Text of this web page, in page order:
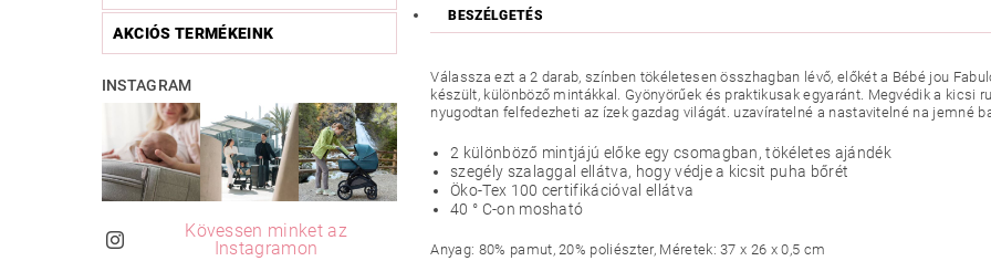
AKCIÓS TERMÉKEINK
INSTAGRAM
Kövessen minket az
Instagramon
BESZÉLGETÉS
Válassza ezt a 2 darab, színben tökéletesen összhagban lévő, előkét a Bébé jou
készült, különböző mintákkal. Gyönyörűek és praktikusak egyaránt. Megvédik a kicsi
nyugodtan felfedezheti az ízek gazdag világát. uzavíratelné a nastavitelné na jemné
2 különböző mintjájú előke egy csomagban, tökéletes ajándék
szegély szalaggal ellátva, hogy védje a kicsit puha bőrét
Öko-Tex 100 certifikációval ellátva
40 ° C-on mosható
Anyag: 80% pamut, 20% poliészter, Méretek: 37 x 26 x 0,5 cm